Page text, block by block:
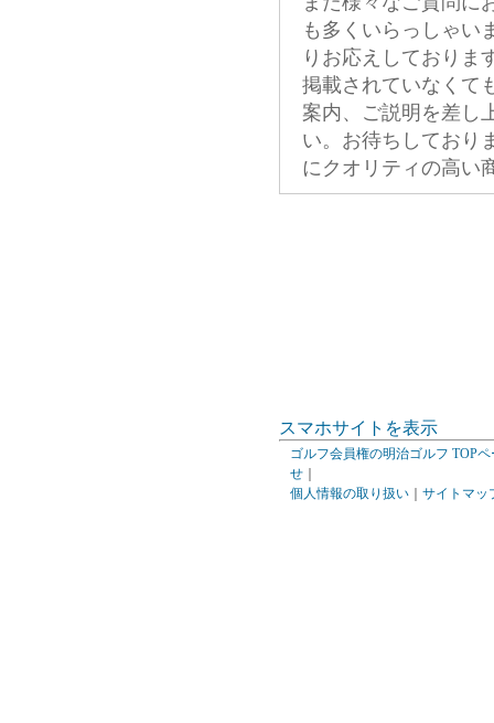
も多くいらっしゃい
りお応えしておりま
掲載されていなくて
案内、ご説明を差し
い。お待ちしており
にクオリティの高い
スマホサイトを表示
ゴルフ会員権の明治ゴルフ TOPペ
せ
個人情報の取り扱い
サイトマッ